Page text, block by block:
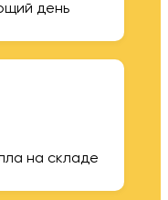
день
на складе